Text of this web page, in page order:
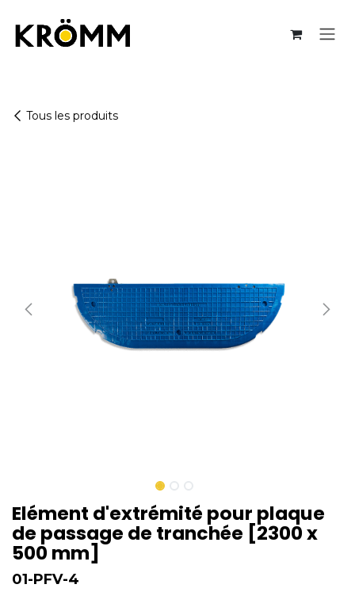
Tous les produits
Elément d'extrémité pour plaque
de passage de tranchée [2300 x
500 mm]
01-PFV-4